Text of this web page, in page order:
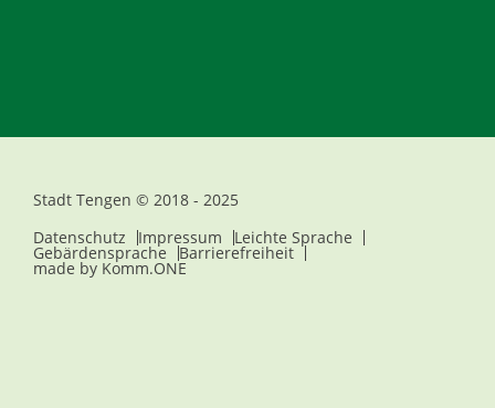
Stadt Tengen © 2018 - 2025
Datenschutz
Impressum Leichte Sprache
Gebärdensprache Barrierefreiheit
made by Komm.ONE